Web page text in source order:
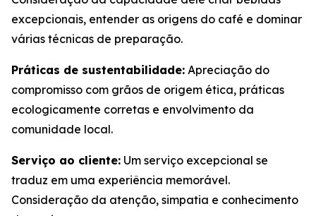
excepcionais, entender as origens do café e dominar
várias técnicas de preparação.
Práticas de sustentabilidade: Apreciação do
compromisso com grãos de origem ética, práticas
ecologicamente corretas e envolvimento da
comunidade local.
Serviço ao cliente: Um serviço excepcional se
traduz em uma experiência memorável.
Consideração da atenção, simpatia e conhecimento